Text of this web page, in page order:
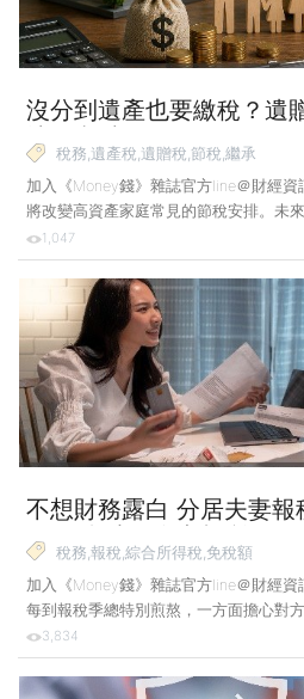
沒分到遺產也要繳稅？遺
堵惡意避稅！
稅務,遺產稅,遺贈稅,節稅,繼承
加入《Money錢》雜誌官方line＠財經
將改變高資產家庭常見的節稅安排。未
與配偶分配權都將重新定義，稅負也會
案例說明：沒分到錢卻要繳納高額遺產
世前1年為了資助長子創業，豪氣贈與
遺產僅剩1,500萬元。根據現行法規，贈
產的一部分，因此遺產總額為4,500萬元
意選擇拋棄繼承，剩下的遺產稅可能要
分擔。王太太想主張「剩餘財
1,047
不想財務露白 分居夫妻
況 可合法各自申報所得稅！
稅務,報稅,綜合所得稅,免稅額
加入《Money錢》雜誌官方line＠財經
每到報稅季總特別煎熬，一方面擔心對
也可能涉及利益衝突。究竟分居夫妻能
問題是否有法可解？ 案例說明：分居
與陳小姐結婚10年，育有一名就讀國小
3,834